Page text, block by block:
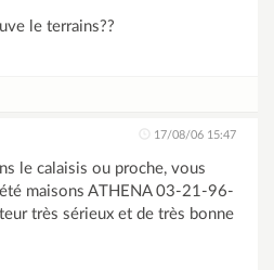
le terrains??
17/08/06 15:47
le calaisis ou proche, vous
maisons ATHENA 03-21-96-
très sérieux et de très bonne